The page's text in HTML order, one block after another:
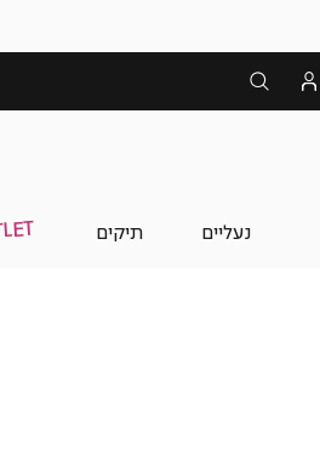
נעליים תיקים